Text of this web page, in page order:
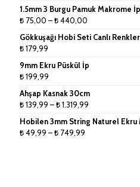
1.5mm 3 Burgu Pamuk Makrome
₺ 75,00 –₺440,00
₺ 75,00
₺ 440,00
Gökkuşağı Hobi Seti Canlı Renkler
₺179,99
9mm Ekru Püskül İp
₺199,99
Ahşap Kasnak 30cm
₺139,99 –₺1.319,99
₺ 139,99
Hobilen 3mm String Naturel Ekru
₺49,99 –₺ 749,99